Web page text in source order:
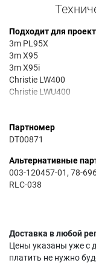
Подходит для
3m PL95X
3m X95
3m X95i
Christie LW400
Christie LWU400
Dukane Image Pro
8948
Hitachi CP-X615W
Партномер
DT00871
Альтернативные
003-120457-01, 78-
RLC-038
Доставка в любой
Цены указаны уже с
платить не нужно